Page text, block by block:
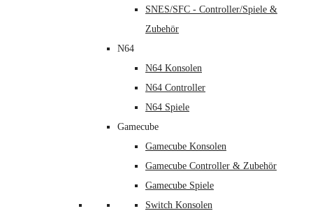
SNES/SFC - Controller/Spiele &
Zubehör
N64
N64 Konsolen
N64 Controller
N64 Spiele
Gamecube
Gamecube Konsolen
Gamecube Controller & Zubehör
Gamecube Spiele
Switch Konsolen